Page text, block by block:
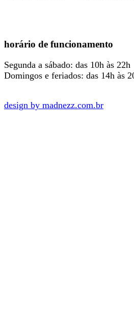
horário de funcionamento
Segunda a sábado: das 10h às 22h
Domingos e feriados: das 14h às
design by madnezz.com.br